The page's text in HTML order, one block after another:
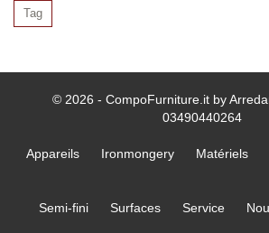
Tag
© 2026 - CompoFurniture.it by
03490440264
Appareils Ironmongery Matériels
Semi-fini Surfaces Service